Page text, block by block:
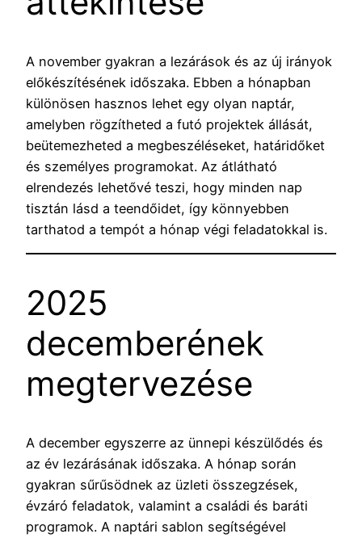
A november gyakran a lezárások és az új irányok
előkészítésének időszaka. Ebben a hónapban
különösen hasznos lehet egy olyan naptár,
amelyben rögzítheted a futó projektek állását,
beütemezheted a megbeszéléseket, határidőket
és személyes programokat. Az átlátható
elrendezés lehetővé teszi, hogy minden nap
tisztán lásd a teendőidet, így könnyebben
tarthatod a tempót a hónap végi feladatokkal is.
2025
decemberének
megtervezése
A december egyszerre az ünnepi készülődés és
az év lezárásának időszaka. A hónap során
gyakran sűrűsödnek az üzleti összegzések,
évzáró feladatok, valamint a családi és baráti
programok. A naptári sablon segítségével